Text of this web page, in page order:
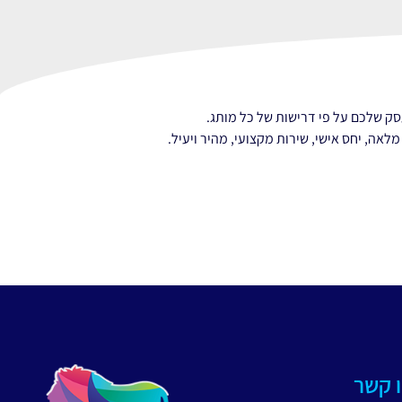
שלכם על פי דרישות של כל מותג.
יחס אישי, שירות מקצועי, מהיר ויעיל.
קשר